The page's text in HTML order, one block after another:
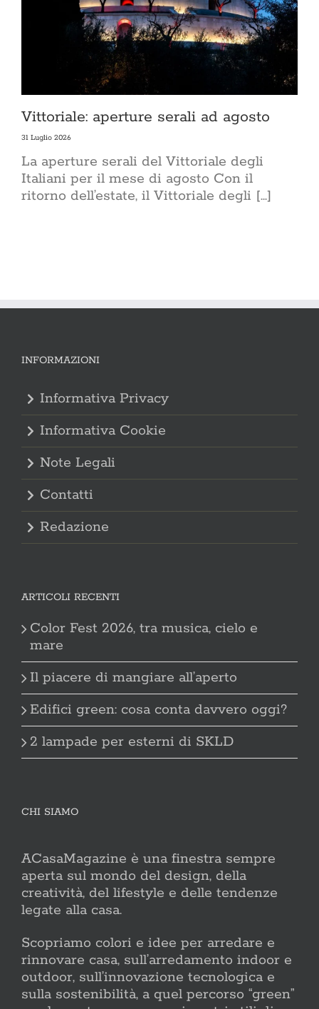
Vittoriale: aperture serali ad agosto
31 Luglio 2026
La aperture serali del Vittoriale degli
Italiani per il mese di agosto Con il
ritorno dell’estate, il Vittoriale degli [...]
INFORMAZIONI
Informativa Privacy
Informativa Cookie
Note Legali
Contatti
Redazione
ARTICOLI RECENTI
Color Fest 2026, tra musica, cielo e
mare
Il piacere di mangiare all’aperto
Edifici green: cosa conta davvero oggi?
2 lampade per esterni di SKLD
CHI SIAMO
ACasaMagazine è una finestra sempre
aperta sul mondo del design, della
creatività, del lifestyle e delle tendenze
legate alla casa.
Scopriamo colori e idee per arredare e
rinnovare casa, sull’arredamento indoor e
outdoor, sull’innovazione tecnologica e
sulla sostenibilità, a quel percorso “green”